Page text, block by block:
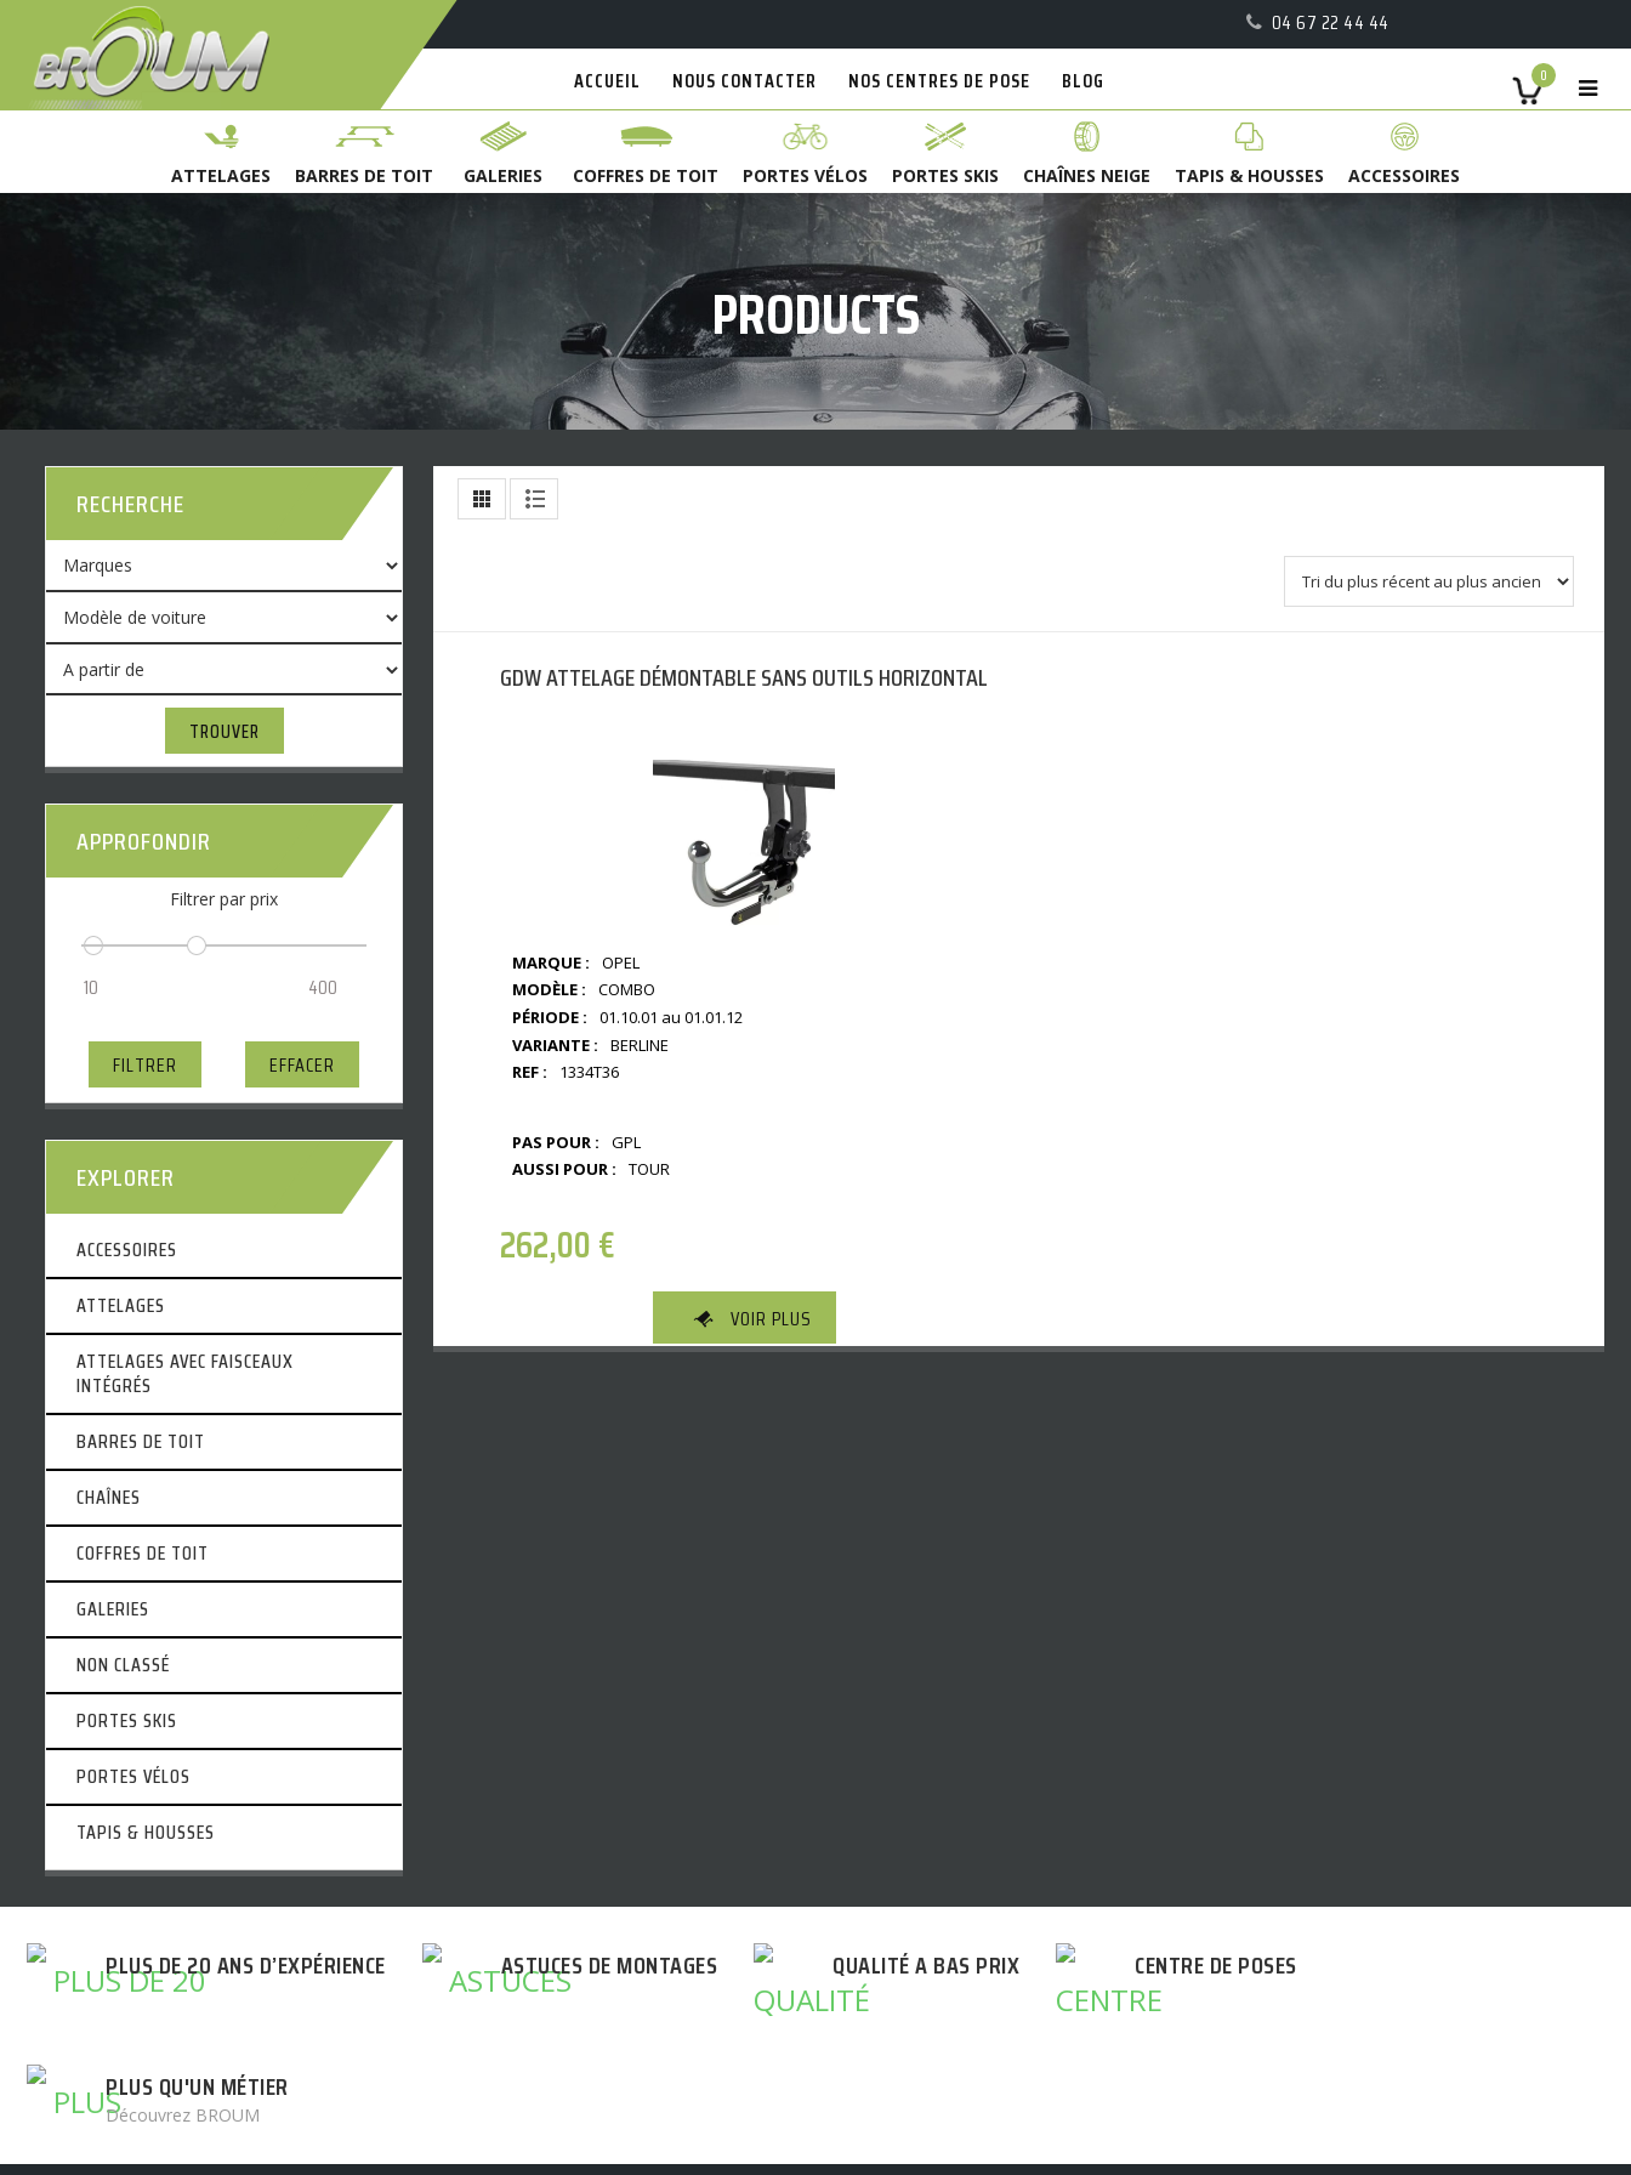
04 67 22 44 44
0
ACCUEIL NOUS CONTACTER NOS CENTRES DE POSE BLOG
ATTELAGES BARRES DE TOIT GALERIES COFFRES DE TOIT PORTES VÉLOS PORTES SKIS CHAÎNES NEIGE TAPIS & HOUSSES ACCESSOIRES
PRODUCTS
GDW ATTELAGE DÉMONTABLE SANS OUTILS HORIZONTAL
MARQUE :
OPEL
MODÈLE :
COMBO
PÉRIODE :
01.10.01 au 01.01.12
VARIANTE :
BERLINE
REF :
1334T36
PAS POUR :
GPL
AUSSI POUR :
TOUR
262,00€
VOIR PLUS
RECHERCHE
TROUVER
APPROFONDIR
Filtrer par prix
FILTRER EFFACER
EXPLORER
ACCESSOIRES
ATTELAGES
ATTELAGES AVEC FAISCEAUX
INTÉGRÉS
BARRES DE TOIT
CHAÎNES
COFFRES DE TOIT
GALERIES
NON CLASSÉ
PORTES SKIS
PORTES VÉLOS
TAPIS & HOUSSES
PLUS DE 20 ANS D’EXPÉRIENCE ASTUCES DE MONTAGES QUALITÉ A BAS PRIX CENTRE DE POSES
PLUS QU'UN MÉTIER
Découvrez BROUM